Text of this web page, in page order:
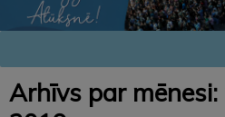
Arhīvs par mēnesi: